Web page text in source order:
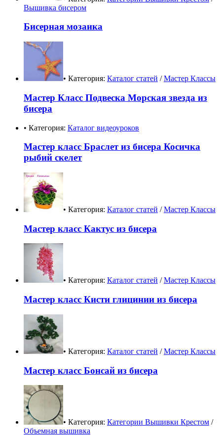
Вышивка бисером
Бисерная мозаика
• Категория: Каталог статей /Мастер Классы
Мастер Класс Подвеска Морская звезда из
бисера
• Категория: Каталог видеоуроков
Мастер класс Браслет из бисера Косичка
рыбий скелет
• Категория: Каталог статей /Мастер Классы
Мастер класс Кактус из бисера
• Категория: Каталог статей /Мастер Классы
Мастер класс Кисти глицинии из бисера
• Категория: Каталог статей /Мастер Классы
Мастер класс Бонсай из бисера
• Категория: Категории Вышивки Крестом /
Объемная вышивка